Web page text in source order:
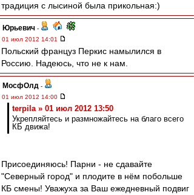
традиция с лысиной была прикольная:)
Юрьевич -
01 июл 2012 14:01
Польский француз Перкис намылился в
Россию. Надеюсь, что не к нам.
МосфОлд -
01 июл 2012 14:00
terpila » 01 июл 2012 13:50
Укрепляйтесь и размножайтесь на благо всего
КБ движа!
Присоединяюсь! Парни - не сдавайте
"Северный город" и плодите в нём побольше
КБ смены! Уважуха за Ваш ежедневный подвиг